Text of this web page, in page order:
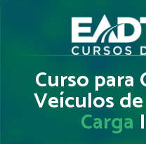
Curso
Veículos de
Carga